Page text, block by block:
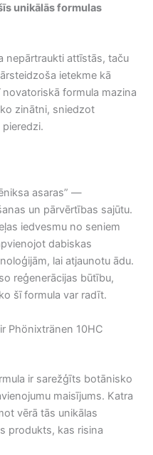
unikālās formulas
nepārtraukti attīstās, taču
ietekme kā
formula mazina
zinātni, sniedzot
asaras” —
un pārvērtības sajūtu.
iedvesmu no seniem
dabiskas
lai atjaunotu ādu.
reģenerācijas būtību,
šī formula var radīt.
Phönixtränen 10HC
ir sarežģīts botānisko
maisījums. Katra
vērā tās unikālas
produkts, kas risina